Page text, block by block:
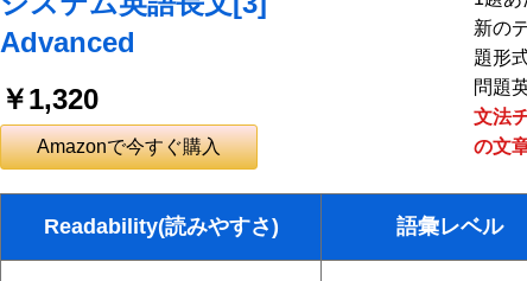
Advanced
￥1,320
Amazonで今すぐ購入
新の
題形
問題
文法
の文
Readability(読みやすさ) 語彙レベル